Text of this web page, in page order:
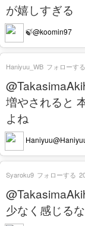
が嬉しすぎる
🍃@koomin97
増やされると
よね
Haniyuu_WB フォローする
少なく感じる
Syaroku9 フォローする